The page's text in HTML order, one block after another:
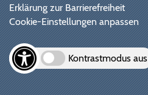
Erklärung zur Barrierefreiheit
Cookie-Einstellungen anpassen
Kontrastmodus aus